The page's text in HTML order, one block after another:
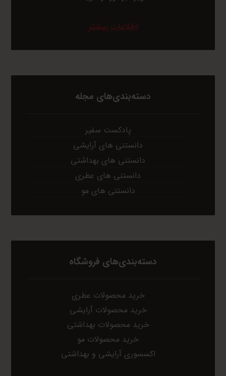
اطلاعات بیشتر
دسته‌بندی‌های مجله
پادکست سفیر
دانستنی های آرایشی
دانستنی های بهداشتی
دانستنی های عطری
دانستنی های مو
دسته‌بندی‌های فروشگاه
خرید محصولات عطری
خرید محصولات آرایشی
خرید محصولات بهداشتی
خرید محصولات مو
اکسسوری آرایشی و بهداشتی